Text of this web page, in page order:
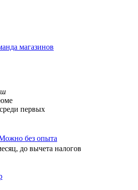
магазинов
первых
без опыта
до вычета налогов